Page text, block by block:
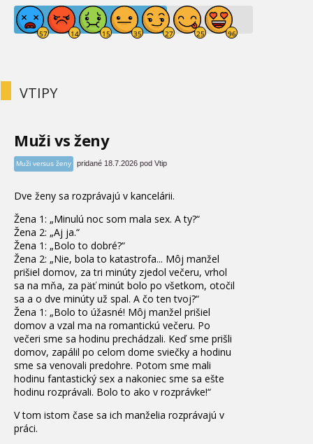
VTIPY
Muži vs ženy
Muži versus ženy pridané 18.7.2026 pod Vtip
Dve ženy sa rozprávajú v kancelárii.
Žena 1: „Minulú noc som mala sex. A ty?“
Žena 2: „Aj ja.“
Žena 1: „Bolo to dobré?“
Žena 2: „Nie, bola to katastrofa... Môj manžel
prišiel domov, za tri minúty zjedol večeru, vrhol
sa na mňa, za päť minút bolo po všetkom, otočil
sa a o dve minúty už spal. A čo ten tvoj?“
Žena 1: „Bolo to úžasné! Môj manžel prišiel
domov a vzal ma na romantickú večeru. Po
večeri sme sa hodinu prechádzali. Keď sme prišli
domov, zapálil po celom dome sviečky a hodinu
sme sa venovali predohre. Potom sme mali
hodinu fantastický sex a nakoniec sme sa ešte
hodinu rozprávali. Bolo to ako v rozprávke!“
V tom istom čase sa ich manželia rozprávajú v
práci.